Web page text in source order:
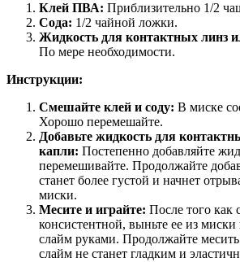
Клей ПВА: Приблизительно 1/2
Сода: 1/2 чайной ложки.
Жидкость для контактных линз
По мере необходимости.
Инструкции:
Смешайте клей и соду: В миске
Хорошо перемешайте.
Добавьте жидкость для
капли: Постепенно добавляйте
перемешивайте. Продолжайте
станет более густой и начнет
миски.
Месите и играйте: После того как
консистентной, выньте ее из
слайм руками. Продолжайте
слайм не станет гладким и